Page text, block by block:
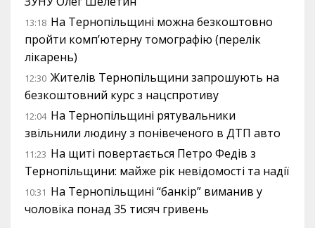
13:18 На Тернопільщині можна безкоштовно
пройти комп’ютерну томографію (перелік
лікарень)
12:30 Жителів Тернопільщини запрошують на
безкоштовний курс з нацспротиву
12:04 На Тернопільщині рятувальники
звільнили людину з понівеченого в ДТП авто
11:23 На щиті повертається Петро Федів з
Тернопільщини: майже рік невідомості та надії
10:31 На Тернопільщині “банкір” виманив у
чоловіка понад 35 тисяч гривень